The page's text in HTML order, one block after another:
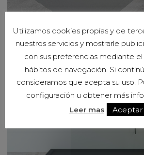
LUXE
Utilizamos cookies propias y de
nuestros servicios y mostrarle
con sus preferencias mediante el
hábitos de navegación. Si
consideramos que acepta su uso.
configuración u obtener más
Leer mas
Aceptar